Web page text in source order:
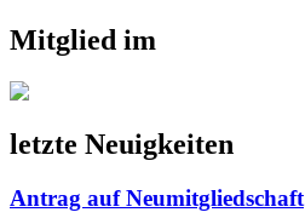
Mitglied im
letzte Neuigkeiten
Antrag auf Neumitgliedschaft